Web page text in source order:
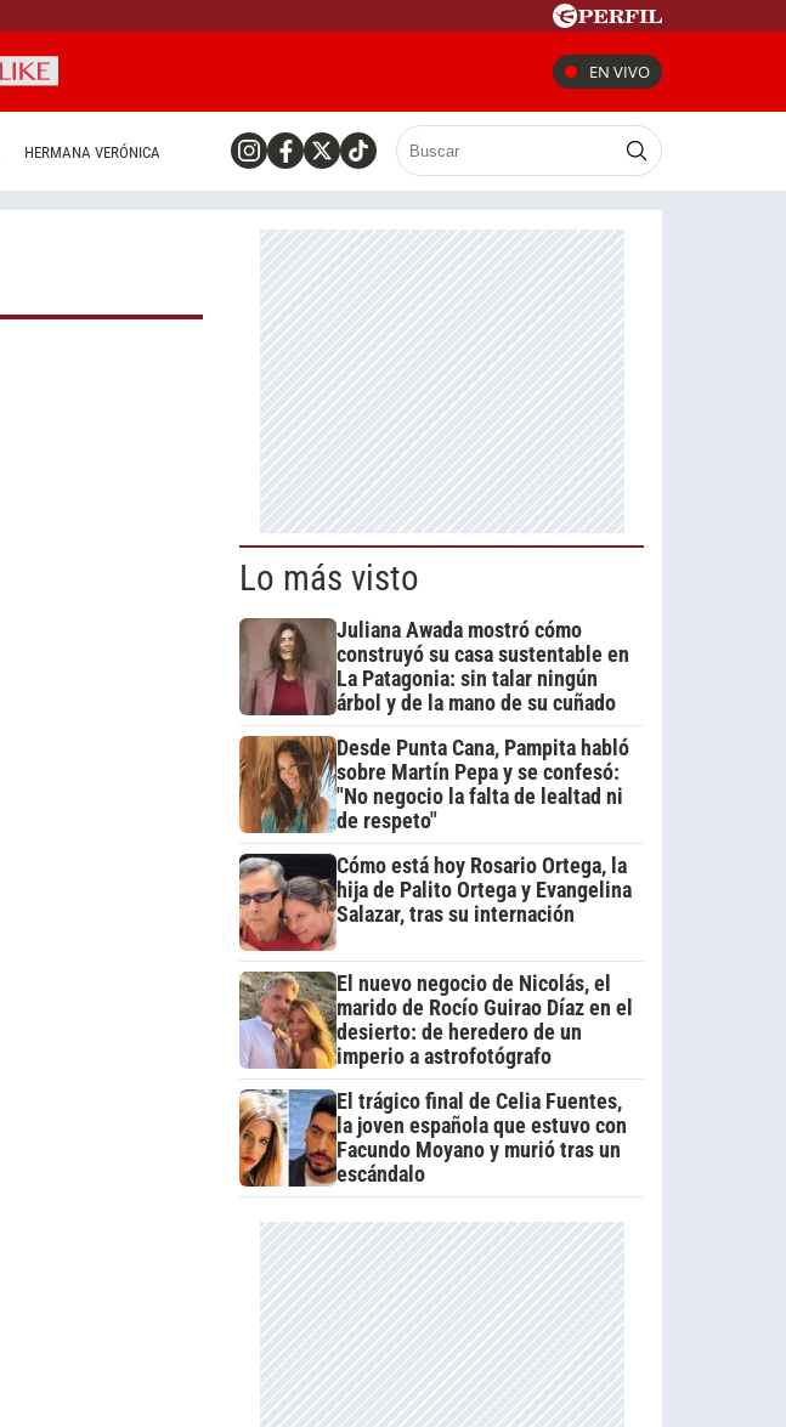
EN VIVO
HERMANA VERÓNICA
Lo más visto
Juliana Awada mostró cómo
construyó su casa sustentable en
La Patagonia: sin talar ningún
árbol y de la mano de su cuñado
Desde Punta Cana, Pampita habló
sobre Martín Pepa y se confesó:
"No negocio la falta de lealtad ni
de respeto"
Cómo está hoy Rosario Ortega, la
hija de Palito Ortega y Evangelina
Salazar, tras su internación
El nuevo negocio de Nicolás, el
marido de Rocío Guirao Díaz en el
desierto: de heredero de un
imperio a astrofotógrafo
El trágico final de Celia Fuentes,
la joven española que estuvo con
Facundo Moyano y murió tras un
escándalo